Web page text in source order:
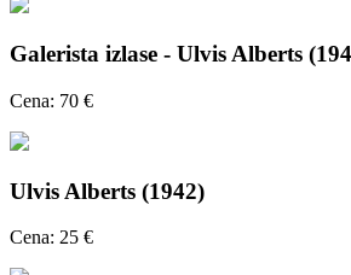
Galerista izlase - Ulvis Alberts
Cena: 70 €
Ulvis Alberts (1942)
Cena: 25 €